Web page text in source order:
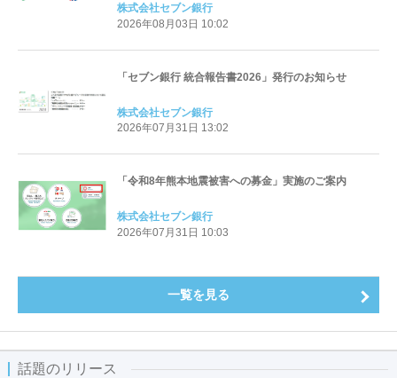
株式会社セブン銀行
2026年08月03日 10:02
「セブン銀行 統合報告書2026」発行のお知らせ
株式会社セブン銀行
2026年07月31日 13:02
「令和8年熊本地震被害への募金」実施のご案内
株式会社セブン銀行
2026年07月31日 10:03
一覧を見る
話題のリリース